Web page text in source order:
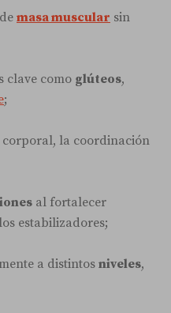
masa muscular sin
clave como glúteos,
;
la coordinación
al fortalecer
estabilizadores;
a distintosniveles,